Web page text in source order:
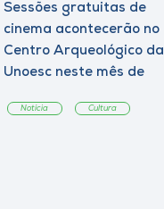
Sessões gratuitas de
cinema acontecerão no
Centro Arqueológico da
Unoesc neste mês de
Notícia Cultura